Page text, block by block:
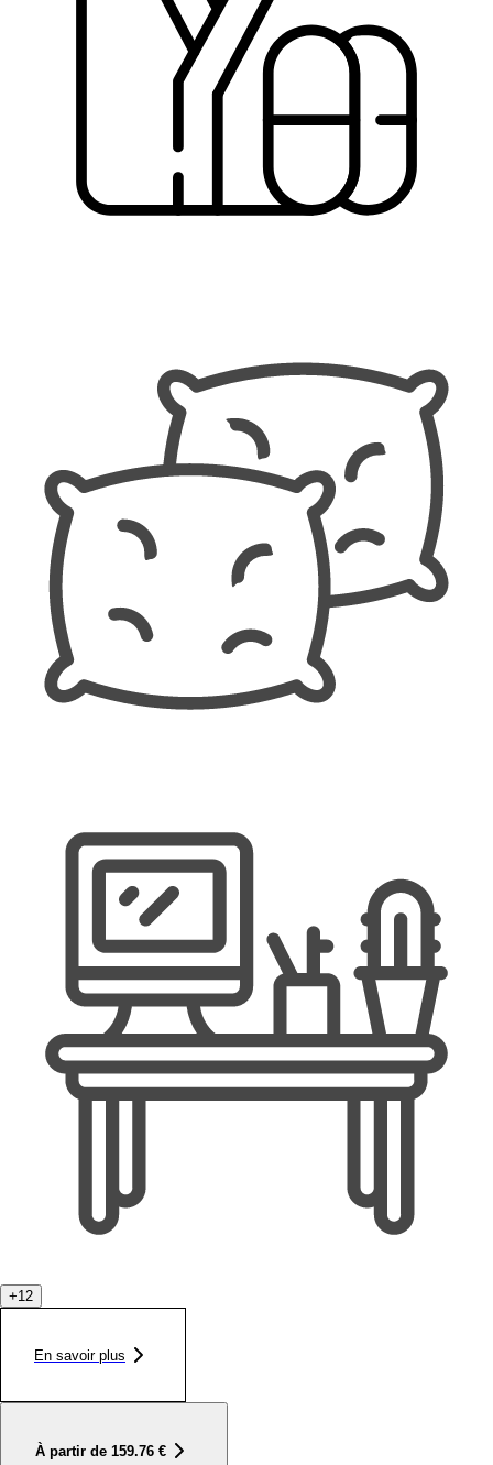
+12
En savoir plus
À partir de 159.76 €